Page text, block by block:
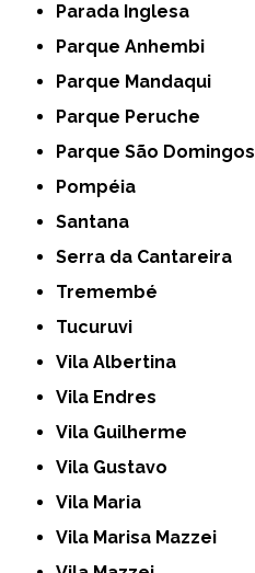
Parada Inglesa
Parque Anhembi
Parque Mandaqui
Parque Peruche
Parque São Domingos
Pompéia
Santana
Serra da Cantareira
Tremembé
Tucuruvi
Vila Albertina
Vila Endres
Vila Guilherme
Vila Gustavo
Vila Maria
Vila Marisa Mazzei